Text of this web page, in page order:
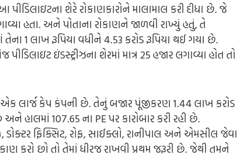
પીડિલાઇટના શેરે રોકાણકારોને માલામાલ કરી દીધા છે. જે
હતા. અને પોતાના રોકાણને જાળવી રાખ્યું હતું, તે
1 લાખ રૂપિયા વધીને 4.53 કરોડ રૂપિયા થઈ ગયા છે.
ઇંડસ્ટ્રીઝના શેરમાં માત્ર 25 હજાર લગાવ્યા હોત તો
એક લાર્જ કેપ કંપની છે. તેનું બજાર પૂંજીકરણ 1.44 લાખ કરોડ
હાલમાં 107.65 ના PE પર કારોબાર કરી રહી છે.
ડોક્ટર ફિક્સિટ, રોફ, સાઈક્લો, રાનીપાલ અને એમસીલ જેવા
કરો છો તો તેમાં ધીરજ રાખવી પ્રથમ જરૂરી છે. જેથી તમને